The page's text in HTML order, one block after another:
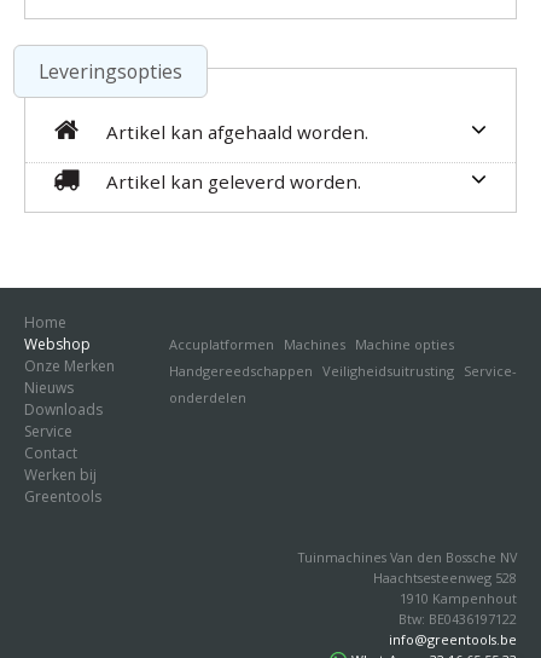
Leveringsopties
Artikel kan afgehaald worden.
Artikel kan geleverd worden.
Home
Webshop
Accuplatformen Machines Machine opties
Handgereedschappen Veiligheidsuitrusting Service-
onderdelen
Onze Merken
Nieuws
Downloads
Service
Contact
Werken bij
Greentools
Tuinmachines Van den Bossche NV
Haachtsesteenweg 528
1910 Kampenhout
Btw: BE0436197122
info@greentools.be